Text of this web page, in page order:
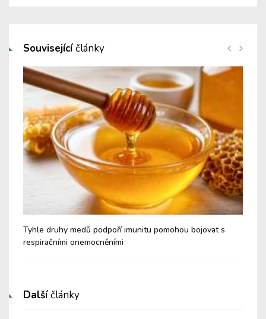
Souvisejícíčlánky
Tyhle druhy medů podpoří imunitu pomohou bojovat s
respiračními onemocněními
Dalšíčlánky